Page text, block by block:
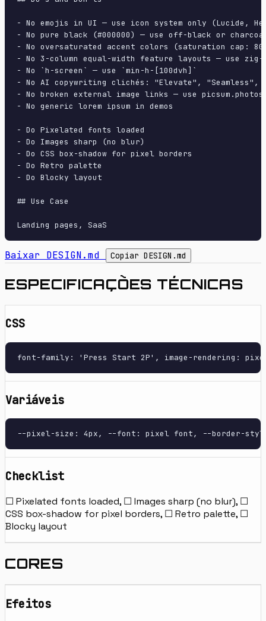
- No emojis in UI — use icon system only (Lucide,
- No pure black (#000000) — use off-black or
- No oversaturated accent colors (saturation cap:
- No 3-column equal-width feature layouts — use zig-
- No `h-screen` — use `min-h-[100dvh]`
- No AI copywriting clichés: "Elevate", "Seamless",
- No broken external image links — use
- No generic lorem ipsum in demos
- Do Pixelated fonts loaded
- Do Images sharp (no blur)
- Do CSS box-shadow for pixel borders
- Do Retro palette
- Do Blocky layout
## Use Case
Baixar DESIGN.md Copiar DESIGN.md
ESPECIFICAÇÕES TÉCNICAS
CSS
font-family: 'Press Start 2P', image-rendering:
Variáveis
--pixel-size: 4px, --font: pixel font, --border-
Checklist
☐ Pixelated fonts loaded, ☐ Images sharp (no blur), ☐
CSS box-shadow for pixel borders, ☐ Retro palette, ☐
Blocky layout
CORES
Efeitos